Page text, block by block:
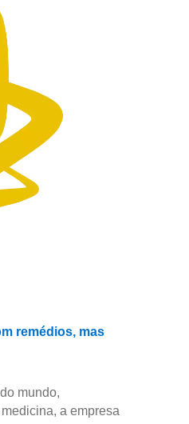
remédios, mas
mundo,
a empresa